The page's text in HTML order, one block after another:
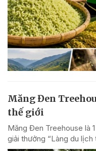
Măng Đen
thế giới
Măng Đen Treehouse là
giải thưởng “Làng du lịch